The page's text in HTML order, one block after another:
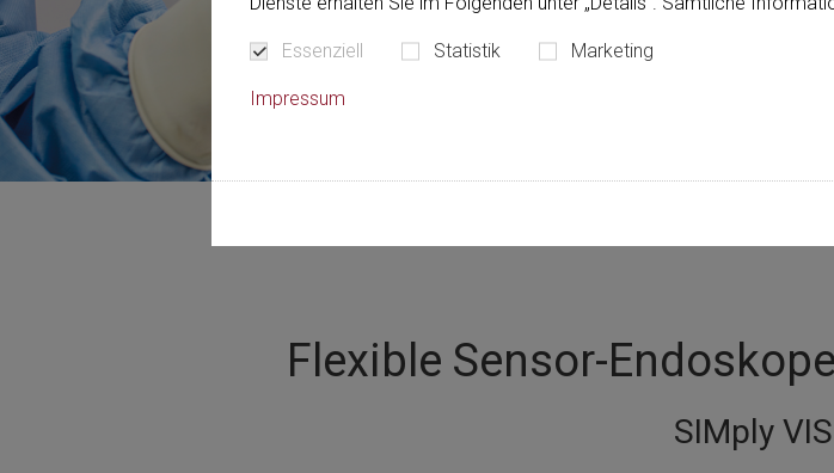
Essenziell Statistik Marketing
Impressum
Flexible Sensor-
SIMply